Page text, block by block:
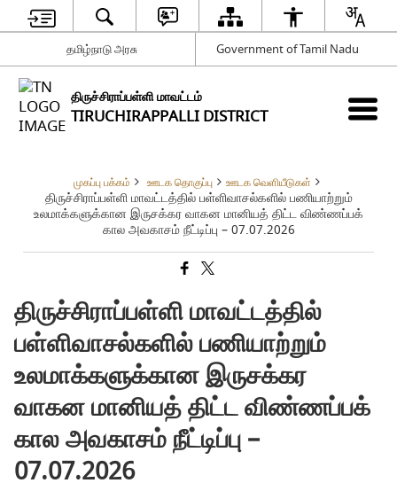
தமிழ்நாடு அரசு Government of Tamil Nadu
திருச்சிராப்பள்ளி மாவட்டம்
TIRUCHIRAPPALLI DISTRICT
முகப்பு பக்கம் ஊடக தொகுப்பு ஊடக வெளியீடுகள்
திருச்சிராப்பள்ளி மாவட்டத்தில் பள்ளிவாசல்களில் பணியாற்றும்
உலமாக்களுக்கான இருசக்கர வாகன மானியத் திட்ட விண்ணப்பக்
கால அவகாசம் நீட்டிப்பு – 07.07.2026
திருச்சிராப்பள்ளி மாவட்டத்தில்
பள்ளிவாசல்களில் பணியாற்றும்
உலமாக்களுக்கான இருசக்கர
வாகன மானியத் திட்ட விண்ணப்பக்
கால அவகாசம் நீட்டிப்பு –
07.07.2026